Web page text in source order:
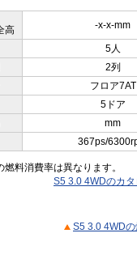
高
-x-x-mm
5人
2列
フロア7AT
5ドア
mm
367ps/
料消費率は異なります。
S5 3.0 4WDのカ
S5 3.0 4WD